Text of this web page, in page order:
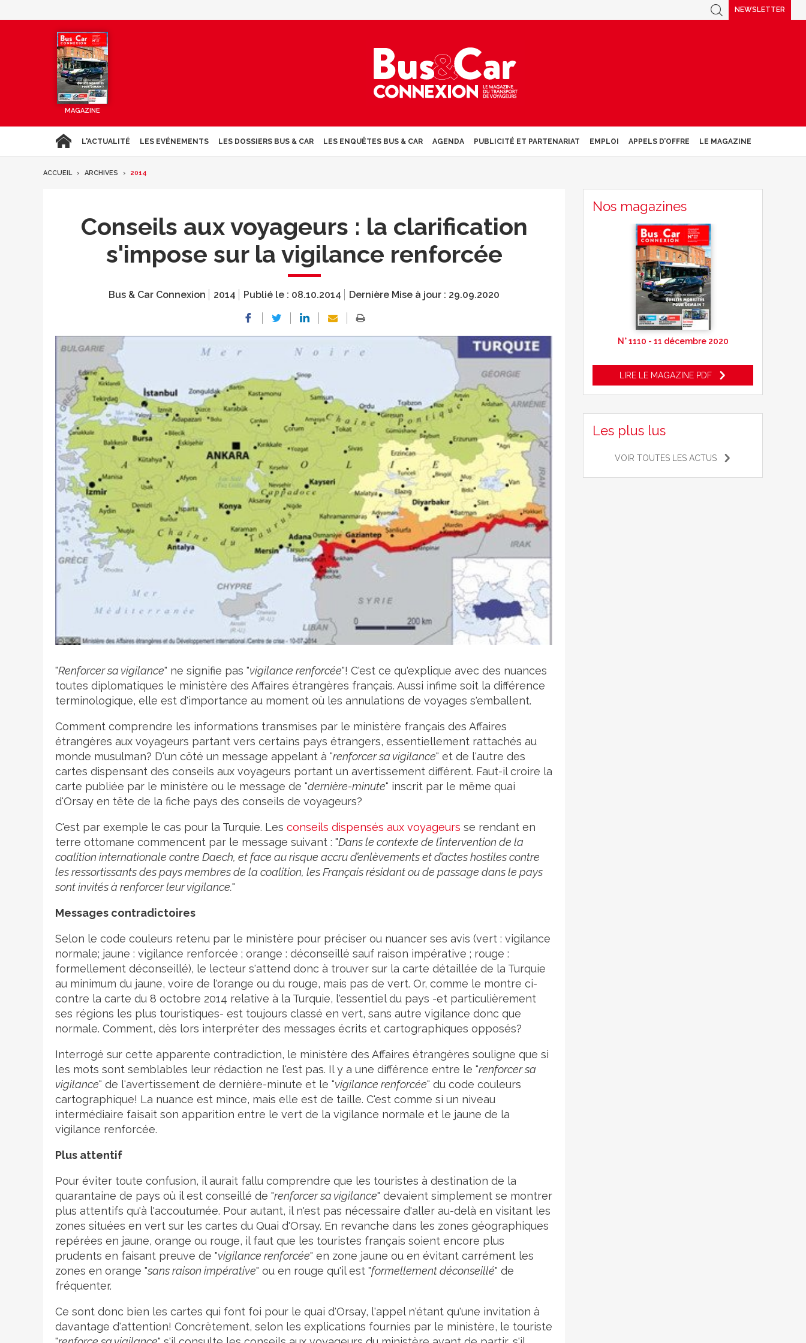
NEWSLETTER
MAGAZINE
L'ACTUALITÉ LES EVÉNEMENTS LES DOSSIERS BUS & CAR LES ENQUÊTES BUS & CAR AGENDA PUBLICITÉ ET PARTENARIAT EMPLOI APPELS D’OFFRE LE MAGAZINE
ACCUEIL ARCHIVES 2014
Conseils aux voyageurs : la clarification
s'impose sur la vigilance renforcée
Bus & Car Connexion 2014 Publié le : 08.10.2014 Dernière Mise à jour : 29.09.2020
Crédit photo
"Renforcer sa vigilance" ne signifie pas "vigilance renforcée"! C'est ce qu'explique avec des nuances
toutes diplomatiques le ministère des Affaires étrangères français. Aussi infime soit la différence
terminologique, elle est d'importance au moment où les annulations de voyages s'emballent.
Comment comprendre les informations transmises par le ministère français des Affaires
étrangères aux voyageurs partant vers certains pays étrangers, essentiellement rattachés au
monde musulman? D'un côté un message appelant à "renforcer sa vigilance" et de l'autre des
cartes dispensant des conseils aux voyageurs portant un avertissement différent. Faut-il croire la
carte publiée par le ministère ou le message de "dernière-minute" inscrit par le même quai
d'Orsay en tête de la fiche pays des conseils de voyageurs?
C'est par exemple le cas pour la Turquie. Les conseils dispensés aux voyageurs se rendant en
terre ottomane commencent par le message suivant : "Dans le contexte de l’intervention de la
coalition internationale contre Daech, et face au risque accru d’enlèvements et d’actes hostiles contre
les ressortissants des pays membres de la coalition, les Français résidant ou de passage dans le pays
sont invités à renforcer leur vigilance."
Messages contradictoires
Selon le code couleurs retenu par le ministère pour préciser ou nuancer ses avis (vert : vigilance
normale; jaune : vigilance renforcée ; orange : déconseillé sauf raison impérative ; rouge :
formellement déconseillé), le lecteur s'attend donc à trouver sur la carte détaillée de la Turquie
au minimum du jaune, voire de l'orange ou du rouge, mais pas de vert. Or, comme le montre ci-
contre la carte du 8 octobre 2014 relative à la Turquie, l'essentiel du pays -et particulièrement
ses régions les plus touristiques- est toujours classé en vert, sans autre vigilance donc que
normale. Comment, dès lors interpréter des messages écrits et cartographiques opposés?
Interrogé sur cette apparente contradiction, le ministère des Affaires étrangères souligne que si
les mots sont semblables leur rédaction ne l'est pas. Il y a une différence entre le "renforcer sa
vigilance" de l'avertissement de dernière-minute et le "vigilance renforcée" du code couleurs
cartographique! La nuance est mince, mais elle est de taille. C'est comme si un niveau
intermédiaire faisait son apparition entre le vert de la vigilance normale et le jaune de la
vigilance renforcée.
Plus attentif
Pour éviter toute confusion, il aurait fallu comprendre que les touristes à destination de la
quarantaine de pays où il est conseillé de "renforcer sa vigilance" devaient simplement se montrer
plus attentifs qu'à l'accoutumée. Pour autant, il n'est pas nécessaire d'aller au-delà en visitant les
zones situées en vert sur les cartes du Quai d'Orsay. En revanche dans les zones géographiques
repérées en jaune, orange ou rouge, il faut que les touristes français soient encore plus
prudents en faisant preuve de "vigilance renforcée" en zone jaune ou en évitant carrément les
zones en orange "sans raison impérative" ou en rouge qu'il est "formellement déconseillé" de
fréquenter.
Ce sont donc bien les cartes qui font foi pour le quai d'Orsay, l'appel n'étant qu'une invitation à
davantage d'attention! Concrètement, selon les explications fournies par le ministère, le touriste
Nos magazines
N° 1110 - 11 décembre 2020
LIRE LE MAGAZINE PDF
Les plus lus
VOIR TOUTES LES ACTUS